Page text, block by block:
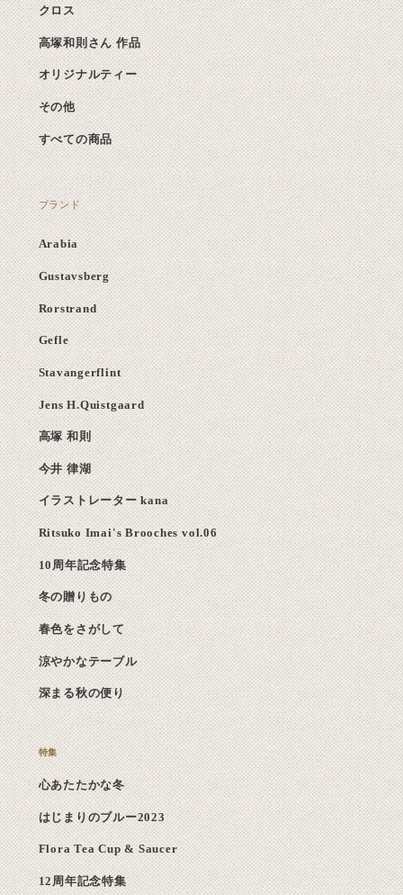
クロス
高塚和則さん 作品
オリジナルティー
その他
すべての商品
ブランド
Arabia
Gustavsberg
Rorstrand
Gefle
Stavangerflint
Jens H.Quistgaard
高塚 和則
今井 律湖
イラストレーター kana
Ritsuko Imai's Brooches vol.06
10周年記念特集
冬の贈りもの
春色をさがして
涼やかなテーブル
深まる秋の便り
心あたたかな冬
はじまりのブルー2023
Flora Tea Cup & Saucer
12周年記念特集